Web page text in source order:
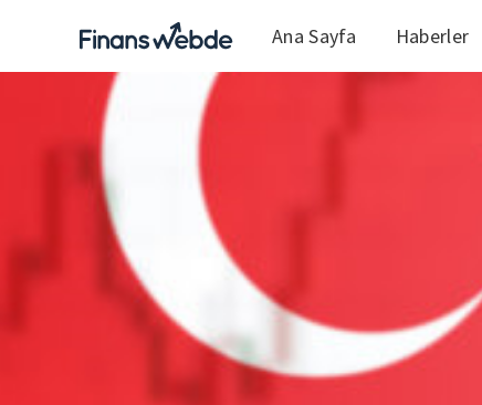
Ana Sayfa Haberler